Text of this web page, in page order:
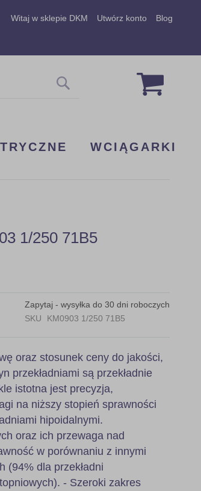
Witaj w sklepie DKM Utwórz konto Blog
Mój
WCIĄGARKI
1/250 71B5
Zapytaj - wysyłka do 30 dni roboczych
SKU
KM0903 1/250 71B5
oraz stosunek ceny do jakości,
przekładniami są przekładnie
istotna jest precyzja,
na niższy stopień sprawności
hipoidalnymi.
oraz ich przewaga nad
w porównaniu z innymi
(94% dla przekładni
- Szeroki zakres